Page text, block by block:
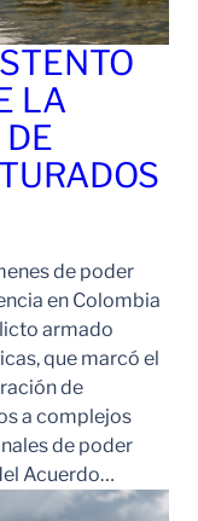
LA
de poder
en Colombia
armado
que marcó el
de
a complejos
de poder
Acuerdo…